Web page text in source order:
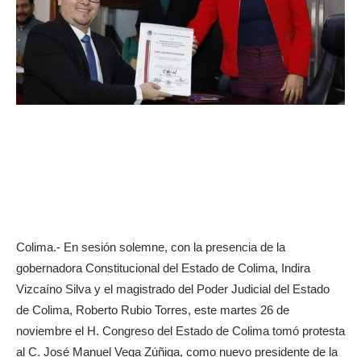
Colima.- En sesión solemne, con la presencia de la
gobernadora Constitucional del Estado de Colima, Indira
Vizcaíno Silva y el magistrado del Poder Judicial del Estado
de Colima, Roberto Rubio Torres, este martes 26 de
noviembre el H. Congreso del Estado de Colima tomó protesta
al C. José Manuel Vega Zúñiga, como nuevo presidente de la